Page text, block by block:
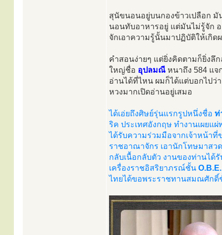
สุนัขนอนอยู่บนกองข้าวเปลือก มั
นอนทับอาหารอยู่ แต่มันไม่รู้จัก
จักเอาความรู้นั้นมาปฏิบัติให้เกิ
คำสอนง่ายๆ แต่ยิ่งคิดตามก็ยิ่งลึ
ใหญ่ชื่อ อุปลมณี หนาถึง 584 แ
อ่านได้ที่ไหน ผมก็ได้แต่บอกไปว่
หวงมากเปิดอ่านอยู่เสมอ
ได้เอ่ยถึงศิษย์รุ่นแรกรูปหนึ่งชื่อ ท่
ริค ประเทศอังกฤษ ทำงานเผยแ
ได้รับความร่วมมือจากเจ้าหน้าที่
ราชอาณาจักร เอานักโทษมาส
กลับเนื้อกลับตัว งานของท่านได้
เครื่องราชอิสริยาภรณ์ชั้น O.B.E.
ไทยได้ขอพระราชทานสมณศัก